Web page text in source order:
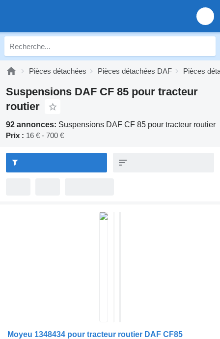
Pièces détachées Pièces détachées DAF Pièces
Suspensions DAF CF 85 pour tracteur
routier
92 annonces: Suspensions DAF CF 85 pour tracteur routier
Prix : 16 € - 700 €
Moyeu 1348434 pour tracteur routier DAF CF85